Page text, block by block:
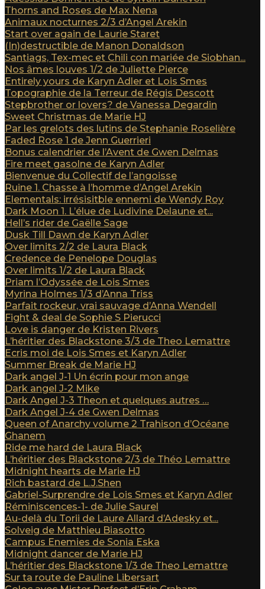
Thorns and Roses de Max Nena
Animaux nocturnes 2/3 d’Angel Arekin
Start over again de Laurie Staret
(In)destructible de Manon Donaldson
Santiags, Tex-mec et Chili con mariée de Siobhan...
Nos âmes louves 1/2 de Juliette Pierce
Entirely yours de Karyn Adler et Lois Smes
Topographie de la Terreur de Régis Descott
Stepbrother or lovers? de Vanessa Degardin
Sweet Christmas de Marie HJ
Par les grelots des lutins de Stephanie Roselière
Faded Rose 1 de Jenn Guerrieri
Bonus calendrier de l’Avent de Gwen Delmas
Fire meet gasolne de Karyn Adler
Bienvenue du Collectif de l’angoisse
Ruine 1. Chasse à l’homme d’Angel Arekin
Elementals: irrésisitble ennemi de Wendy Roy
Dark Moon 1. L’élue de Ludivine Delaune et...
Hell’s rider de Gaëlle Sage
Dusk Till Dawn de Karyn Adler
Over limits 2/2 de Laura Black
Credence de Penelope Douglas
Over limits 1/2 de Laura Black
Priam l’Odyssée de Lois Smes
Myrina Holmes 1/3 d’Anna Triss
Parfait rockeur, vrai sauvage d’Anna Wendell
Fight & deal de Sophie S Pierucci
Love is danger de Kristen Rivers
L’héritier des Blackstone 3/3 de Theo Lemattre
Ecris moi de Lois Smes et Karyn Adler
Summer Break de Marie HJ
Dark angel J-1 Un écrin pour mon ange
Dark angel J-2 Mike
Dark Angel J-3 Theon et quelques autres …
Dark Angel J-4 de Gwen Delmas
Queen of Anarchy volume 2 Trahison d’Océane
Ghanem
Ride me hard de Laura Black
L’héritier des Blackstone 2/3 de Théo Lemattre
Midnight hearts de Marie HJ
Rich bastard de L.J.Shen
Gabriel-Surprendre de Lois Smes et Karyn Adler
Réminiscences-1- de Julie Saurel
Au-delà du Torii de Laure Allard d’Adesky et...
Solveig de Matthieu Biasotto
Campus Enemies de Sonia Eska
Midnight dancer de Marie HJ
L’héritier des Blackstone 1/3 de Theo Lemattre
Sur ta route de Pauline Libersart